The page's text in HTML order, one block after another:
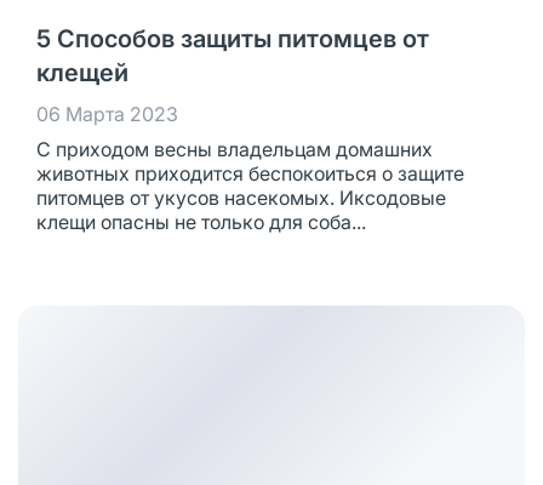
5 Способов защиты питомцев от
клещей
06 Марта 2023
С приходом весны владельцам домашних
животных приходится беспокоиться о защите
питомцев от укусов насекомых. Иксодовые
клещи опасны не только для соба...